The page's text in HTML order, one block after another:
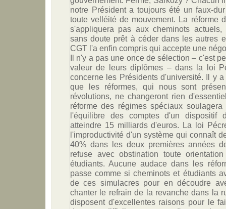
notre Président a toujours été un faux-
toute velléité de mouvement. La réforme
s'appliquera pas aux cheminots
sans doute prêt à céder dans les autres
CGT l'a enfin compris qui accepte une
Il n'y a pas une once de sélection – c'est
valeur de leurs diplômes – dans la loi
concerne les Présidents d'université. Il y
que les réformes, qui nous sont
révolutions, ne changeront rien
réforme des régimes spéciaux
l'équilibre des comptes d'un dispositif
atteindre 15 milliards d'euros. La loi
l'improductivité d'un système qui connaît
40% dans les deux premières années
refuse avec obstination toute
étudiants. Aucune audace dans les
passe comme si cheminots et étudiants
de ces simulacres pour en découdre
chanter le refrain de la revanche dans la
disposent d'excellentes raisons pour le